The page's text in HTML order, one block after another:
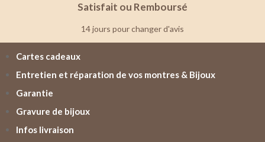
Satisfait ou Remboursé
14 jours pour changer d'avis
Cartes cadeaux
Entretien et réparation de vos montres & Bijoux
Garantie
Gravure de bijoux
Infos livraison